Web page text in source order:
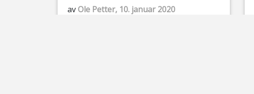
avOle Petter, 10. januar 2020